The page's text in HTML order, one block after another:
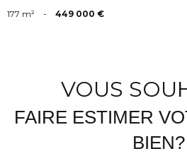
177 m² - 449 000 €
VOUS
FAIRE ESTIMER
BIEN?